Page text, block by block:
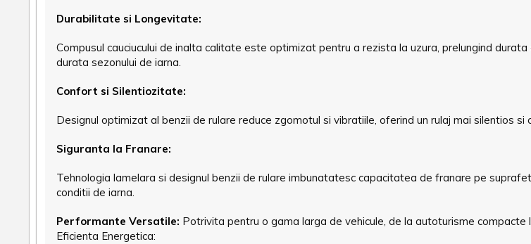
Durabilitate si Longevitate:
Compusul cauciucului de inalta calitate este optimizat pentru a rezista la uzura, prelungind
durata sezonului de iarna.
Confort si Silentiozitate:
Designul optimizat al benzii de rulare reduce zgomotul si vibratiile, oferind un rulaj mai silentios si
Siguranta la Franare:
Tehnologia lamelara si designul benzii de rulare imbunatatesc capacitatea de franare pe
conditii de iarna.
Performante Versatile: Potrivita pentru o gama larga de vehicule, de la autoturisme
Eficienta Energetica: